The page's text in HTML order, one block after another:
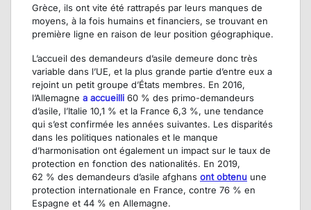
Grèce, ils ont vite été rattrapés par leurs manques de
moyens, à la fois humains et financiers, se trouvant en
première ligne en raison de leur position géographique.
L’accueil des demandeurs d’asile demeure donc très
variable dans l’UE, et la plus grande partie d’entre eux a
rejoint un petit groupe d’États membres. En 2016,
l’Allemagne a accueilli 60 % des primo-demandeurs
d’asile, l’Italie 10,1 % et la France 6,3 %, une tendance
qui s’est confirmée les années suivantes. Les disparités
dans les politiques nationales et le manque
d’harmonisation ont également un impact sur le taux de
protection en fonction des nationalités. En 2019,
62 % des demandeurs d’asile afghans ont obtenu une
protection internationale en France, contre 76 % en
Espagne et 44 % en Allemagne.